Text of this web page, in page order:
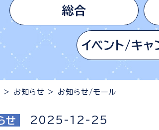
総合
イベント/キャ
> お知らせ > お知らせ/モール
2025-12-25